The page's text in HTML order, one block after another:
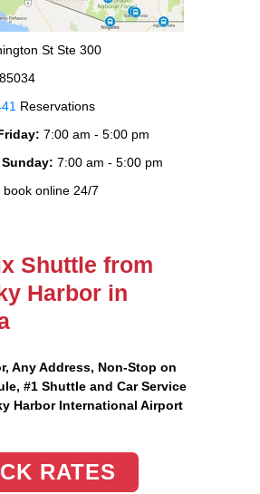
St Ste 300
Reservations
7:00 am - 5:00 pm
7:00 am - 5:00 pm
book online 24/7
Shuttle from
Harbor in
Any Address, Non-Stop on
#1 Shuttle and Car Service
Harbor International Airport
RATES